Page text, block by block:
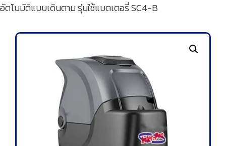
อัตโนมัติแบบเดินตาม รุ่นใช้แบตเตอรี่ SC4-B